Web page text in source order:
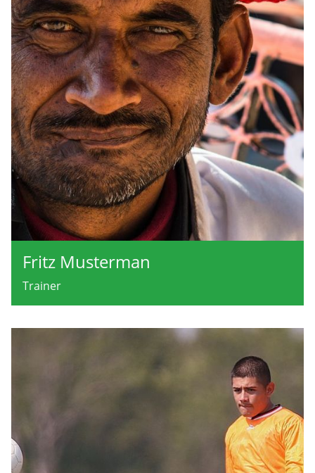
Fritz Musterman
Trainer